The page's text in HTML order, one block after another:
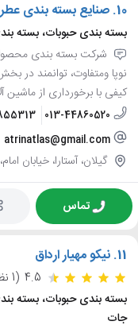
10. صنایع بسته بندی
بسته بندی حبوبات، بسته
شرکت بسته بندی
نوپا ومتفاوت، توانمند در
کیفی با برخورداری از ماشین
013-44860520
atrinatlas@gmail.com
گیلان، آستارا، خیابان
تماس
11. نیکو مهیار ارداق
4.5 (1 نظر)
بسته بندی حبوبات، بسته
جات